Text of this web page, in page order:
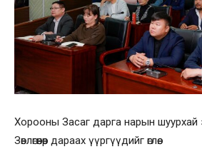
Хорооны Засаг дарга нарын шуурхай
Зөвлөгөөнөөр дараах үүргүүдийг өглөө.